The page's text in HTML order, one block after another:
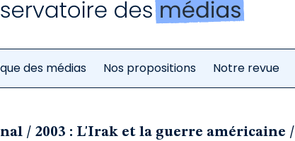
des médias Nos propositions Notre revue
/ 2003 : L'Irak et la guerre américaine /